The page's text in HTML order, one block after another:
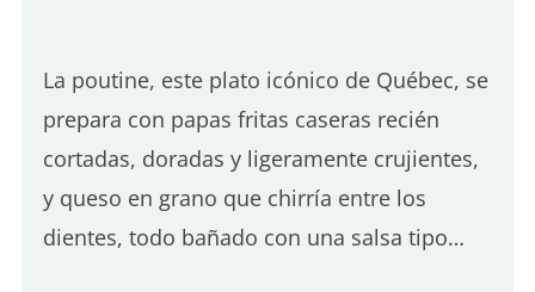
La poutine, este plato icónico de Québec, se
prepara con papas fritas caseras recién
cortadas, doradas y ligeramente crujientes,
y queso en grano que chirría entre los
dientes, todo bañado con una salsa tipo